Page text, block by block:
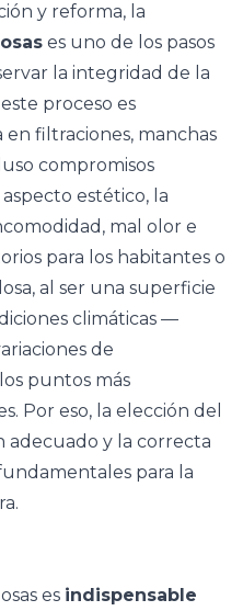
y reforma, la
es uno de los pasos
la integridad de la
proceso es
filtraciones, manchas
compromisos
estético, la
mal olor e
para los habitantes o
al ser una superficie
climáticas —
de
puntos más
Por eso, la elección del
adecuado y la correcta
para la
es indispensable